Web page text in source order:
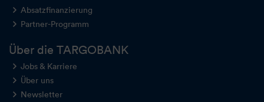
Absatzfinanzierung
Partner-Programm
Über die TARGOBANK
Jobs & Karriere
Über uns
Newsletter